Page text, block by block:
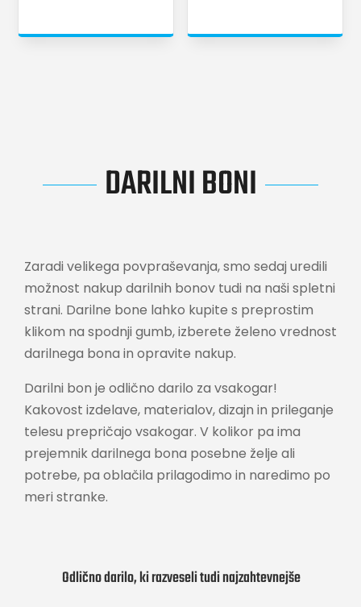
DARILNI BONI
Zaradi velikega povpraševanja, smo sedaj uredili
možnost nakup darilnih bonov tudi na naši spletni
strani. Darilne bone lahko kupite s preprostim
klikom na spodnji gumb, izberete želeno vrednost
darilnega bona in opravite nakup.
Darilni bon je odlično darilo za vsakogar!
Kakovost izdelave, materialov, dizajn in prileganje
telesu prepričajo vsakogar. V kolikor pa ima
prejemnik darilnega bona posebne želje ali
potrebe, pa oblačila prilagodimo in naredimo po
meri stranke.
Odlično darilo, ki razveseli tudi najzahtevnejše